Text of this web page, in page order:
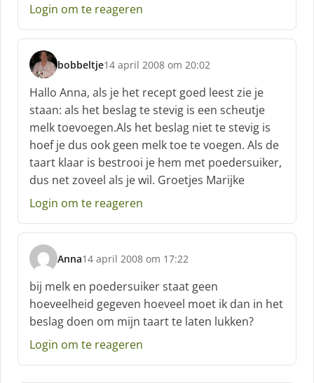
e
f
Login om te reageren
bobbeltje
s
c
h
r
e
e
f
14 april 2008 om 20:02
Hallo Anna, als je het recept goed leest zie je
staan: als het beslag te stevig is een scheutje
melk toevoegen.Als het beslag niet te stevig is
hoef je dus ook geen melk toe te voegen. Als de
taart klaar is bestrooi je hem met poedersuiker,
dus net zoveel als je wil. Groetjes Marijke
Login om te reageren
Anna
s
c
h
r
e
e
:
14 april 2008 om 17:22
bij melk en poedersuiker staat geen
hoeveelheid gegeven hoeveel moet ik dan in het
beslag doen om mijn taart te laten lukken?
Login om te reageren